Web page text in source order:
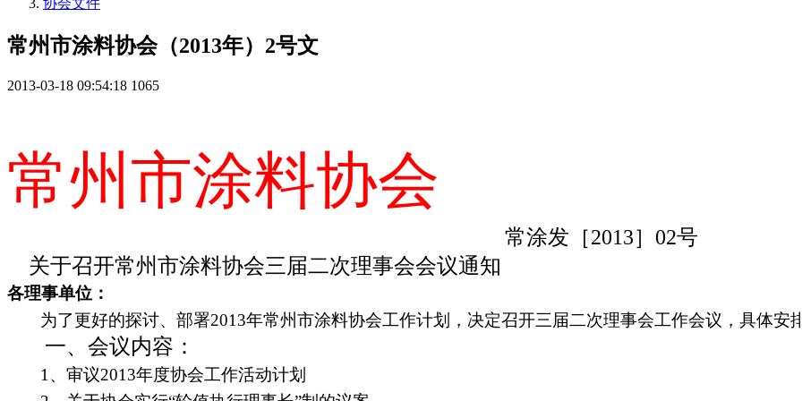
协会文件
常州市涂料协会（2013年）2号文
2013-03-18 09:54:18 1065
常州市涂料协会
常涂发［2013］ 02号
关于召开常州市涂料协会三届二次理事会会议通知
各理事单位：
为了更好的探讨、部署2013年常州市涂料协会工作计划，决定召开三届二次理事会工作会议，具体安
一、会议内容：
1 、审议2013年度协会工作活动计划